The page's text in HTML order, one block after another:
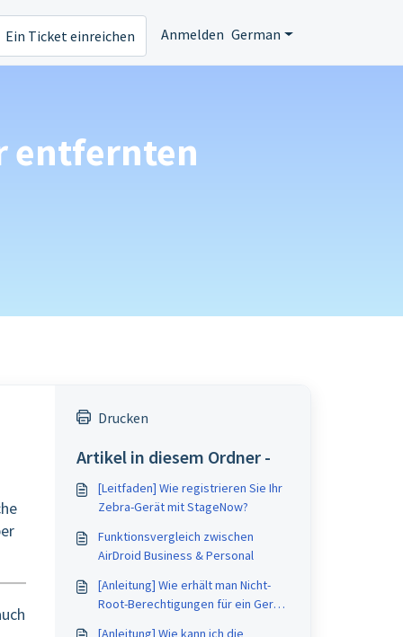
Ein Ticket einreichen Anmelden German
entfernten
Drucken
Artikel in diesem Ordner -
[Leitfaden] Wie registrieren Sie Ihr
Zebra-Gerät mit StageNow?
Funktionsvergleich zwischen
AirDroid Business & Personal
[Anleitung] Wie erhält man Nicht-
Root-Berechtigungen für ein Gerät
[Anleitung] Wie kann ich die